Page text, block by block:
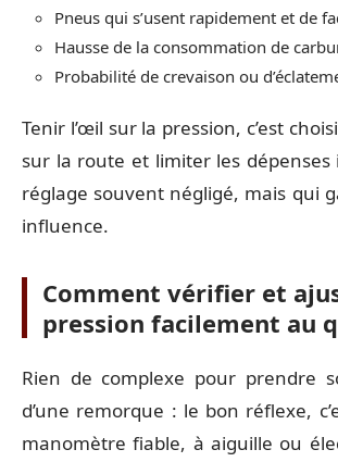
Pneus qui s’usent rapidement et de
Hausse de la consommation de
Probabilité de crevaison ou
Tenir l’œil sur la pression, c’est
sur la route et limiter les dépenses
réglage souvent négligé, mais qui
influence.
Comment vérifier et
pression facilement au
Rien de complexe pour prendre
d’une remorque : le bon réflexe,
manomètre fiable, à aiguille ou